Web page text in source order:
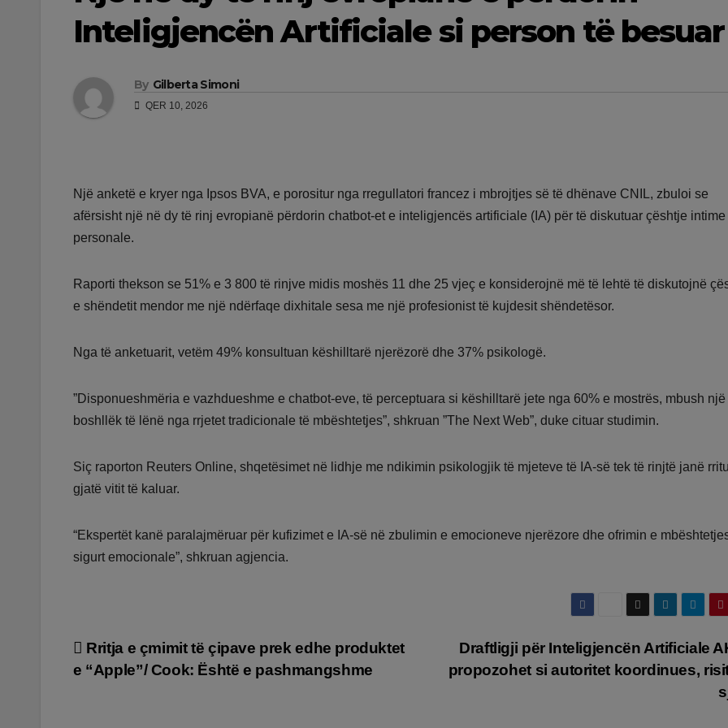
Inteligjencën Artificiale si person të besuar
By Gilberta Simoni
QER 10, 2026
Një anketë e kryer nga Ipsos BVA, e porositur nga rregullatori francez i mbrojtjes së të dhënave CNIL, zbuloi se
afërsisht një në dy të rinj evropianë përdorin chatbot-et e inteligjencës artificiale (IA) për të diskutuar çështje
personale.
Raporti thekson se 51% e 3 800 të rinjve midis moshës 11 dhe 25 vjeç e konsiderojnë më të lehtë të diskutojnë
e shëndetit mendor me një ndërfaqe dixhitale sesa me një profesionist të kujdesit shëndetësor.
Nga të anketuarit, vetëm 49% konsultuan këshilltarë njerëzorë dhe 37% psikologë.
”Disponueshmëria e vazhdueshme e chatbot-eve, të perceptuara si këshilltarë jete nga 60% e mostrës, mbush një
boshllëk të lënë nga rrjetet tradicionale të mbështetjes”, shkruan ”The Next Web”, duke cituar studimin.
Siç raporton Reuters Online, shqetësimet në lidhje me ndikimin psikologjik të mjeteve të IA-së tek të rinjtë janë
gjatë vitit të kaluar.
“Ekspertët kanë paralajmëruar për kufizimet e IA-së në zbulimin e emocioneve njerëzore dhe ofrimin e
sigurt emocionale”, shkruan agjencia.
Lëvizje
Draftligji për Inteligjencën Artificiale
propozohet si autoritet koordinues,
Rritja e çmimit të çipave prek edhe produktet
e “Apple”/ Cook: Është e pashmangshme